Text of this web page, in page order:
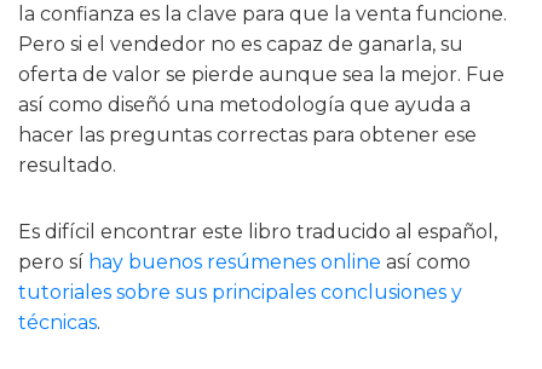
la confianza es la clave para que la venta funcione.
Pero si el vendedor no es capaz de ganarla, su
oferta de valor se pierde aunque sea la mejor. Fue
así como diseñó una metodología que ayuda a
hacer las preguntas correctas para obtener ese
resultado.
Es difícil encontrar este libro traducido al español,
pero sí hay buenos resúmenes online así como
tutoriales sobre sus principales conclusiones y
técnicas.